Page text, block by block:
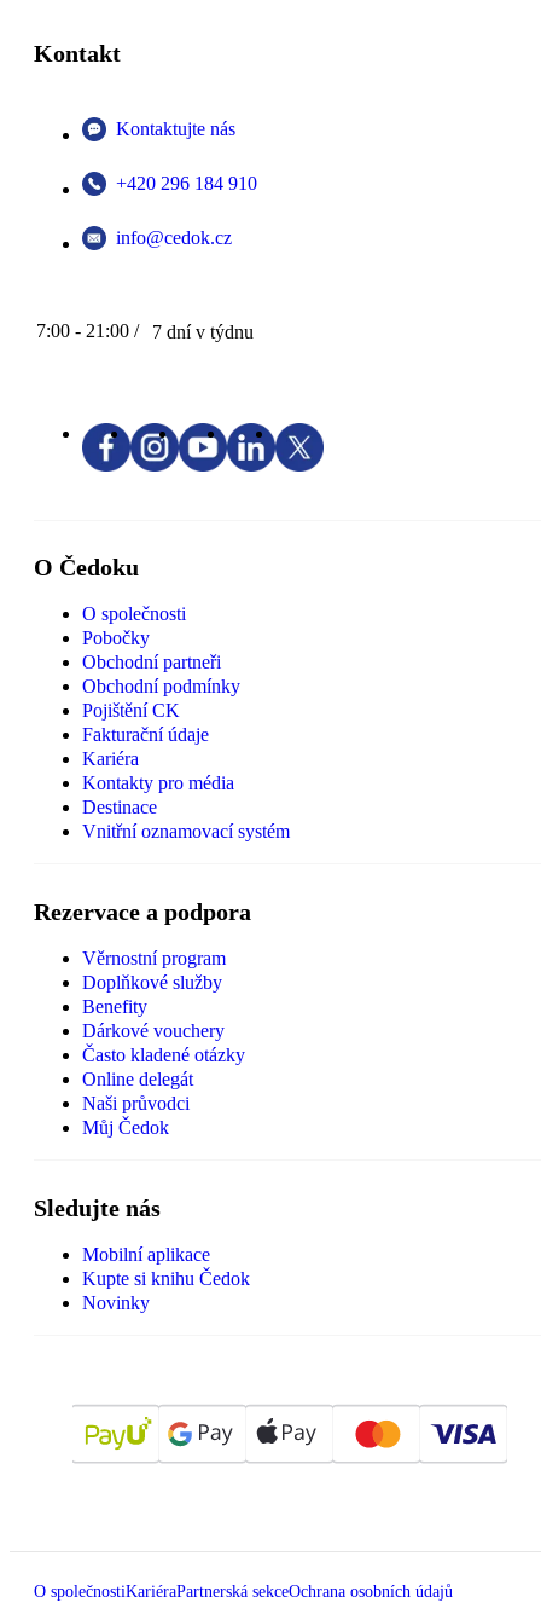
Kontakt
Kontaktujte nás
+420 296 184 910
info@cedok.cz
7:00 - 21:00 / 7 dní v týdnu
O Čedoku
O společnosti
Pobočky
Obchodní partneři
Obchodní podmínky
Pojištění CK
Fakturační údaje
Kariéra
Kontakty pro média
Destinace
Vnitřní oznamovací systém
Rezervace a podpora
Věrnostní program
Doplňkové služby
Benefity
Dárkové vouchery
Často kladené otázky
Online delegát
Naši průvodci
Můj Čedok
Sledujte nás
Mobilní aplikace
Kupte si knihu Čedok
Novinky
O společnostiKariéraPartnerská sekceOchrana osobních údajů